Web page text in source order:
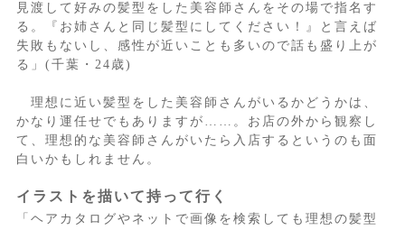
見渡して好みの髪型をした美容師さんをその場で指名す
る。『お姉さんと同じ髪型にしてください！』と言えば
失敗もないし、感性が近いことも多いので話も盛り上が
る」(千葉・24歳)
理想に近い髪型をした美容師さんがいるかどうかは、
かなり運任せでもありますが……。お店の外から観察し
て、理想的な美容師さんがいたら入店するというのも面
白いかもしれません。
イラストを描いて持って行く
「ヘアカタログやネットで画像を検索しても理想の髪型